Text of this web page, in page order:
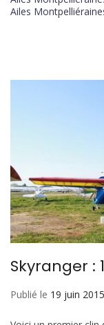
Ailes
Skyranger :
Publié le 19 juin 2015